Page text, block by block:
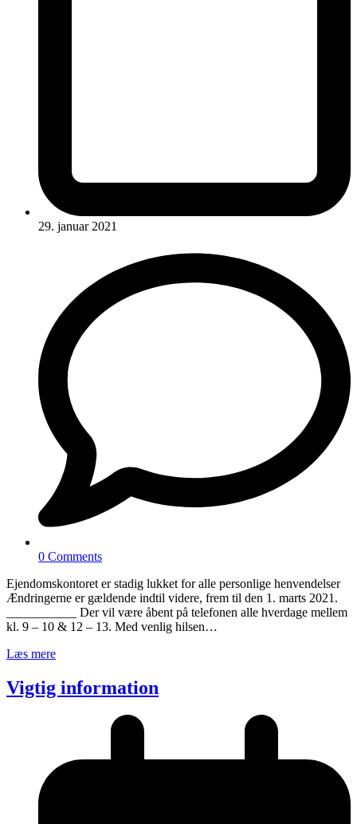
29. januar 2021
0 Comments
Ejendomskontoret er stadig lukket for alle personlige henvendelser
Ændringerne er gældende indtil videre, frem til den 1. marts 2021.
___________ Der vil være åbent på telefonen alle hverdage mellem
kl. 9 – 10 & 12 – 13. Med venlig hilsen…
Læs mere
Vigtig information